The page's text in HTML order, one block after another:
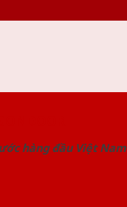
hàng đầu Việt Nam